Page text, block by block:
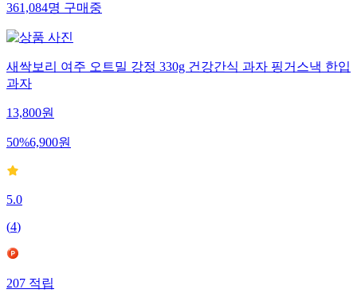
361,084명 구매중
새싹보리 여주 오트밀 강정 330g 건강간식 과자 핑거스낵 한입
과자
13,800원
50%6,900원
5.0
(4)
207 적립